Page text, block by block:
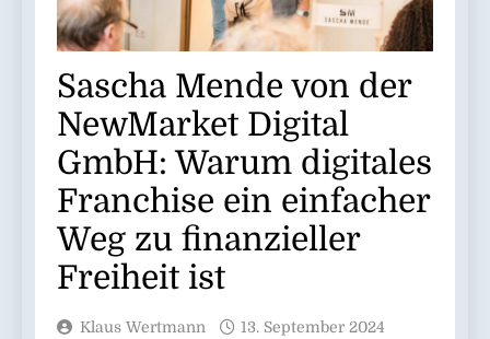
Sascha Mende von der
NewMarket Digital
GmbH: Warum digitales
Franchise ein einfacher
Weg zu finanzieller
Freiheit ist
Klaus Wertmann 13. September 2024